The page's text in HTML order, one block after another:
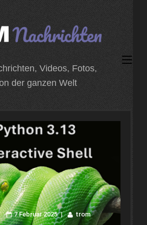
Videos, Fotos,
der ganzen Welt
7 Februar 2025 trom